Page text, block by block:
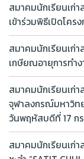
สมาคมนักเรียนเก่า
เข้าร่วมพิธีเปิดโคร
สมาคมนักเรียนเก่
เกษียณอายุการทำง
สมาคมนักเรียนเก่า
จุฬาลงกรณ์มหาวิท
วันพฤหัสบดีที่ 17 ก
สมาคมนักเรียนเก่